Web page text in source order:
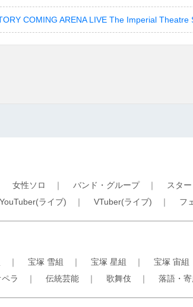
COMING ARENA LIVE The Imperial Theatre
女性ソロ ｜ バンド・グループ｜ スタ
YouTuber(ライブ) ｜ VTuber(ライブ) ｜ フ
｜ 宝塚 雪組 ｜ 宝塚 星組 ｜ 宝塚 宙組
ラ ｜ 伝統芸能 ｜ 歌舞伎 ｜ 落語・